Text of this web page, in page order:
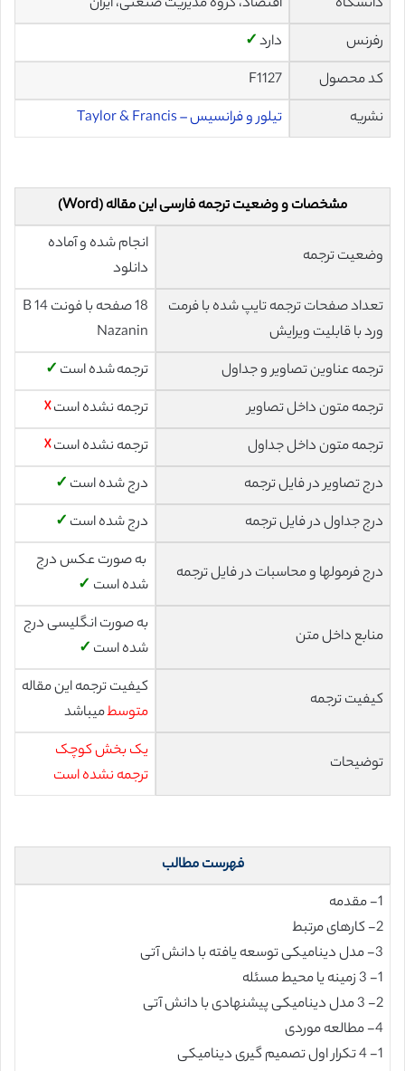
رفرنس
دارد✓
کد محصول
F1127
نشریه
تیلور و فرانسیس – Taylor & Francis
مشخصات و وضعیت ترجمه فارسی این مقاله (Word)
وضعیت ترجمه
انجام شده و آماده
دانلود
تعداد صفحات ترجمه تایپ شده با فرمت
ورد با قابلیت ویرایش
18 صفحه با فونت 14 B
Nazanin
ترجمه عناوین تصاویر و جداول
ترجمه شده است ✓
ترجمه متون داخل تصاویر
ترجمه نشده است☓
ترجمه متون داخل جداول
ترجمه نشده است☓
درج تصاویر در فایل ترجمه
درج شده است ✓
درج جداول در فایل ترجمه
درج شده است ✓
درج فرمولها و محاسبات در فایل ترجمه
به صورت عکس درج
شده است ✓
منابع داخل متن
به صورت انگلیسی درج
شده است ✓
کیفیت ترجمه
کیفیت ترجمه این مقاله
متوسطمیباشد
توضیحات
یک بخش کوچک
ترجمه نشده است
فهرست مطالب
1- مقدمه
2- کارهای مرتبط
3- مدل دینامیکی توسعه یافته با دانش آتی
1- 3 زمینه یا محیط مسئله
2- 3 مدل دینامیکی پیشنهادی با دانش آتی
4- مطالعه موردی
1- 4 تکرار اول تصمیم گیری دینامیکی